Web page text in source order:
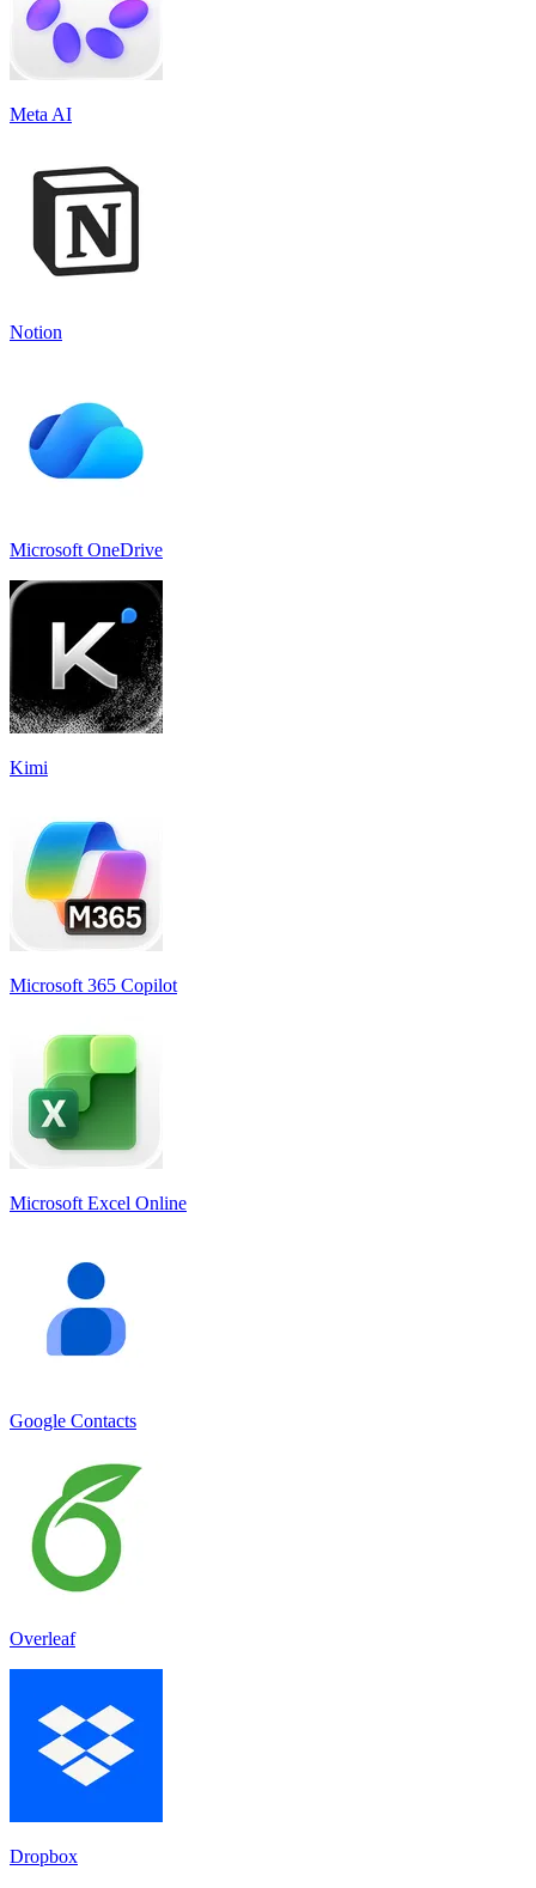
Meta AI
Notion
Microsoft OneDrive
Kimi
Microsoft 365 Copilot
Microsoft Excel Online
Google Contacts
Overleaf
Dropbox